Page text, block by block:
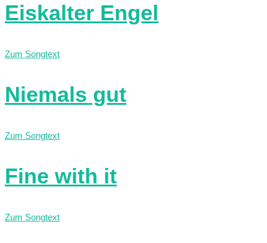
Eiskalter Engel
Zum Songtext
Niemals gut
Zum Songtext
Fine with it
Zum Songtext